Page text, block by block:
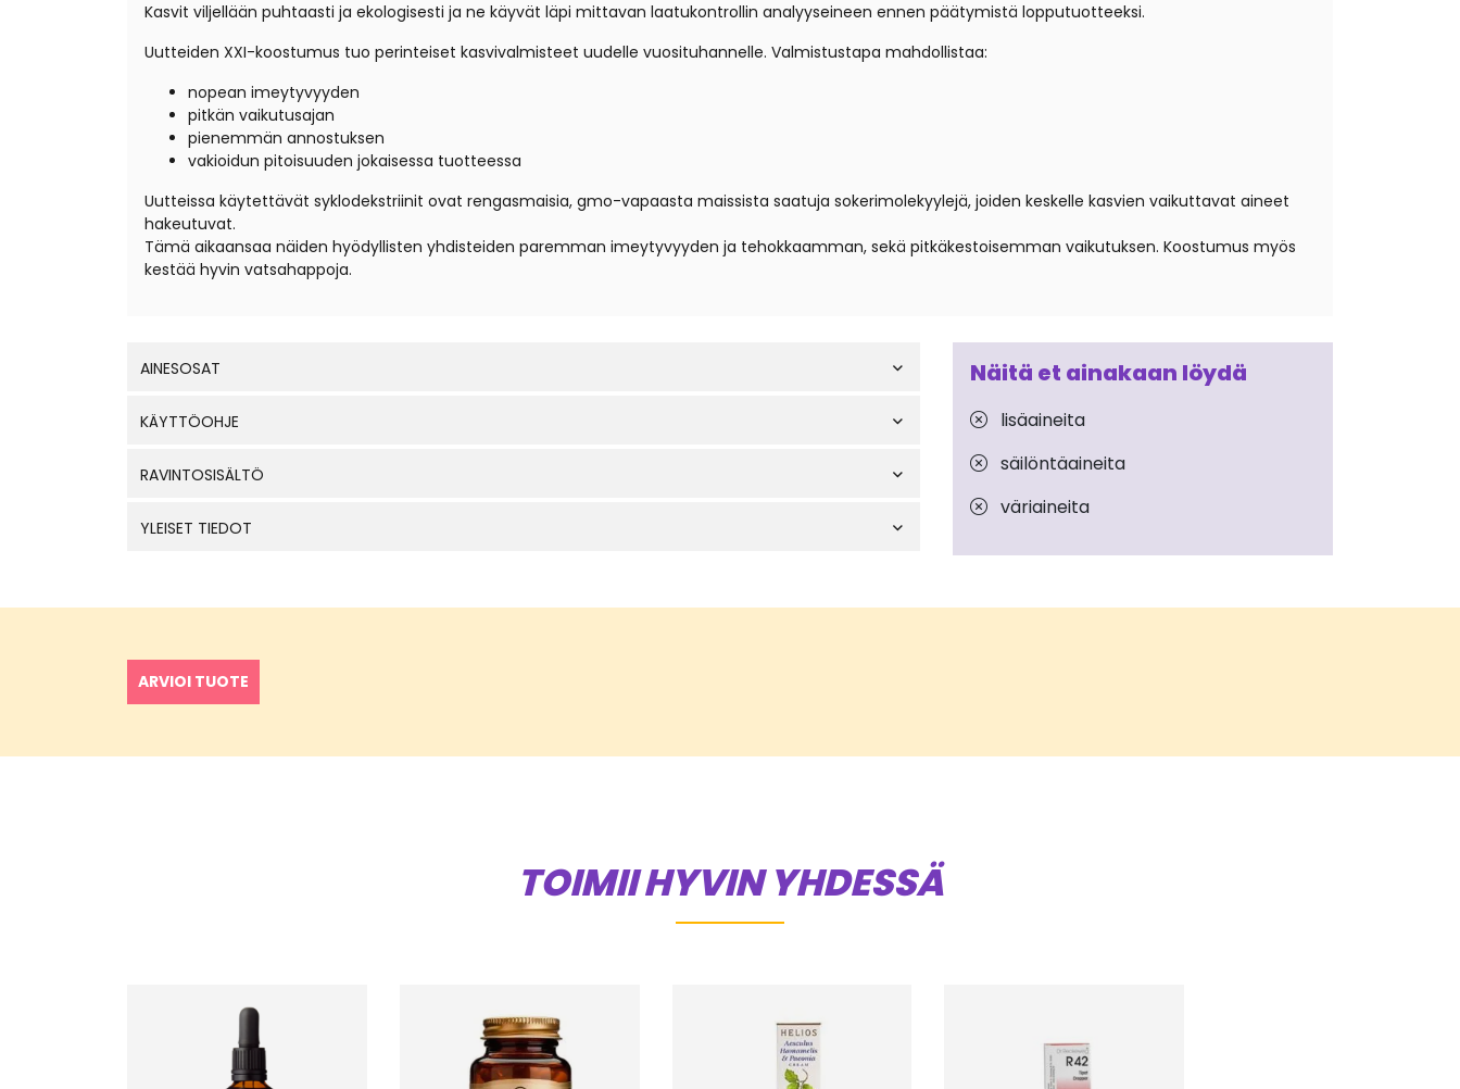
Kasvit viljellään puhtaasti ja ekologisesti ja ne käyvät läpi mittavan laatukontrollin analyyseineen ennen päätymistä lopputuotteeksi.
Uutteiden XXI-koostumus tuo perinteiset kasvivalmisteet uudelle vuosituhannelle. Valmistustapa mahdollistaa:
nopean imeytyvyyden
pitkän vaikutusajan
pienemmän annostuksen
vakioidun pitoisuuden jokaisessa tuotteessa
Uutteissa käytettävät syklodekstriinit ovat rengasmaisia, gmo-vapaasta maissista saatuja sokerimolekyylejä, joiden keskelle kasvien vaikuttavat aineet
hakeutuvat.
Tämä aikaansaa näiden hyödyllisten yhdisteiden paremman imeytyvyyden ja tehokkaamman, sekä pitkäkestoisemman vaikutuksen. Koostumus myös
kestää hyvin vatsahappoja.
AINESOSAT
KÄYTTÖOHJE
RAVINTOSISÄLTÖ
YLEISET TIEDOT
Näitä et ainakaan löydä
lisäaineita
säilöntäaineita
väriaineita
ARVIOI TUOTE
TOIMII HYVIN YHDESSÄ